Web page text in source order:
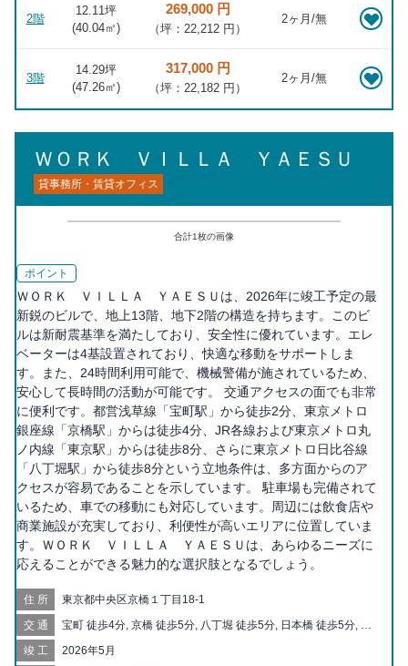
2階
12.11坪
(40.04㎡)
269,000 円
（坪：22,212 円）
2ヶ月/無
3階
14.29坪
(47.26㎡)
317,000 円
（坪：22,182 円）
2ヶ月/無
ＷＯＲＫ ＶＩＬＬＡ ＹＡＥＳＵ
貸事務所・賃貸オフィス
合計1枚の画像
ポイント
ＷＯＲＫ ＶＩＬＬＡ ＹＡＥＳＵは、2026年に竣工予定の最
新鋭のビルで、地上13階、地下2階の構造を持ちます。このビ
ルは新耐震基準を満たしており、安全性に優れています。エレ
ベーターは4基設置されており、快適な移動をサポートしま
す。また、24時間利用可能で、機械警備が施されているため、
安心して長時間の活動が可能です。 交通アクセスの面でも非常
に便利です。都営浅草線「宝町駅」から徒歩2分、東京メトロ
銀座線「京橋駅」からは徒歩4分、JR各線および東京メトロ丸
ノ内線「東京駅」からは徒歩8分、さらに東京メトロ日比谷線
「八丁堀駅」から徒歩8分という立地条件は、多方面からのア
クセスが容易であることを示しています。 駐車場も完備されて
いるため、車での移動にも対応しています。周辺には飲食店や
商業施設が充実しており、利便性が高いエリアに位置していま
す。ＷＯＲＫ ＶＩＬＬＡ ＹＡＥＳＵは、あらゆるニーズに
応えることができる魅力的な選択肢となるでしょう。
住所 東京都中央区京橋１丁目18-1
交通
宝町 徒歩4分, 京橋 徒歩5分, 八丁堀 徒歩5分, 日本橋 徒歩5分, 茅
10分, 新富町 徒歩10分, 大手町 徒歩12分, 有楽町 徒歩12分, 銀座
竣工 2026年5月